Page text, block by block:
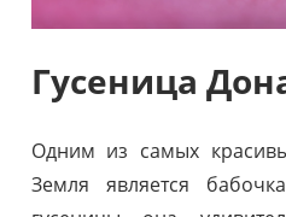
Гусеница
Одним из самых
Земля является